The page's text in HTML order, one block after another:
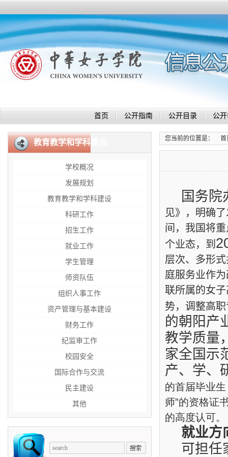
首页 公开指南 公开目录 公
教育教学和学科建设
学校概况
发展规划
教育教学和学科建设
科研工作
招生工作
就业工作
学生管理
师资队伍
组织人事工作
资产管理与基本建设
财务工作
纪监审工作
校园安全
国际合作与交流
民主建设
其他
您当前的位置是： 首
国务院
见》，明确
间，我国将
个业态，到
层次、多形
庭服务业作
联所属的女
势，调整高
的朝阳产
教学质量
家全国示
产、学、
的首届毕业
师”的资格证
的高度认可。
就业方
可担任